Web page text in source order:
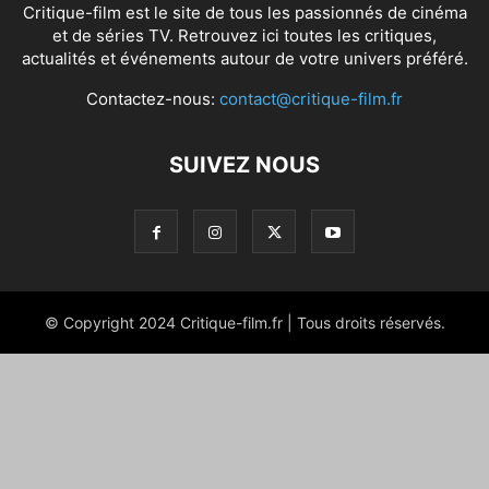
Critique-film est le site de tous les passionnés de cinéma
et de séries TV. Retrouvez ici toutes les critiques,
actualités et événements autour de votre univers préféré.
Contactez-nous: contact@critique-film.fr
SUIVEZ NOUS
© Copyright 2024 Critique-film.fr | Tous droits réservés.